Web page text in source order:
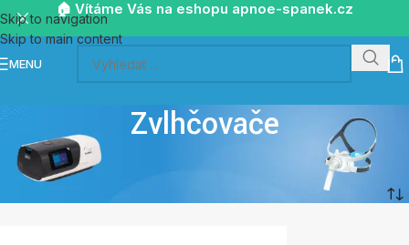
Skip to navigation
Skip to main content
🏠 Vítáme Vás na eshopu apnoe-spanek.cz
MENU
Zvlhčovače
Home/Zvlhčovače Showing all 5 results